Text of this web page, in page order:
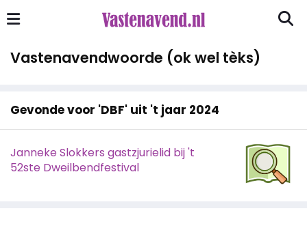
Vastenavendwoorde (ok wel tèks)
Gevonde voor 'DBF' uit 't jaar 2024
Janneke Slokkers gastzjurielid bij 't
52ste Dweilbendfestival